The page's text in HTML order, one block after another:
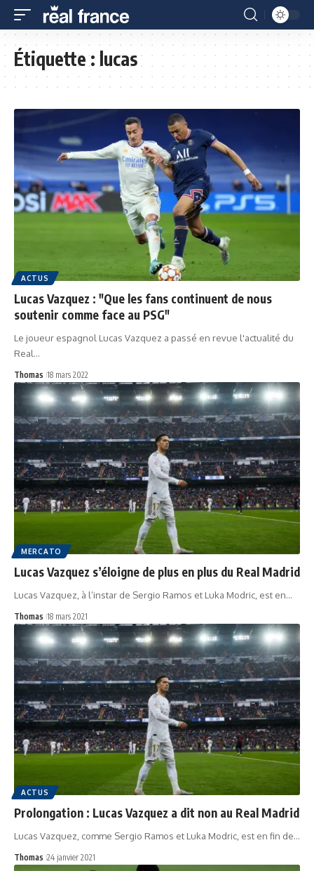
Étiquette :lucas
ACTUS
Lucas Vazquez : "Que les fans continuent de nous
soutenir comme face au PSG"
Le joueur espagnol Lucas Vazquez a passé en revue l'actualité du
Real…
Thomas 18 mars 2022
MERCATO
Lucas Vazquez s’éloigne de plus en plus du Real Madrid
Lucas Vazquez, à l’instar de Sergio Ramos et Luka Modric, est en…
Thomas 18 mars 2021
ACTUS
Prolongation : Lucas Vazquez a dit non au Real Madrid
Lucas Vazquez, comme Sergio Ramos et Luka Modric, est en fin de…
Thomas 24 janvier 2021